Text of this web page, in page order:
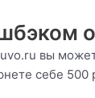
вы
себе